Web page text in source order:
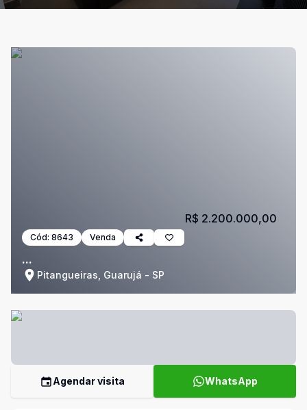
Cód: 8643 Venda
...
Pitangueiras, Guarujá - SP
R$ 2.200.000,00
Agendar visita WhatsApp